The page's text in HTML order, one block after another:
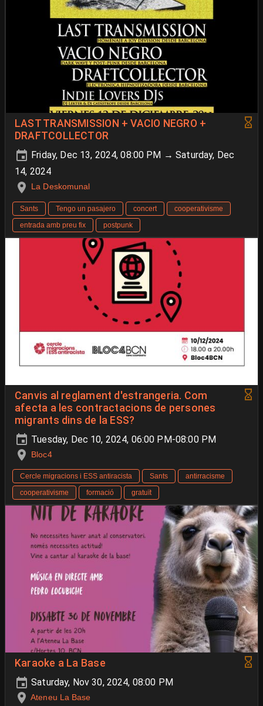
LAST TRANSMISSION + VACIO NEGRO +
DRAFTCOLLECTOR
Friday, Dec 13, 2024, 08:00 PM → Saturday, Dec
14, 2024
La Deskomunal
Sants Tengo un pasajero concert
cooperativisme
entrada amb preu fix
postpunk
Canvis al reglament d'estrangeria. Com
afecta a les contractacions de persones
migrants dins de la ESS?
Tuesday, Dec 10, 2024, 06:00 PM-08:00 PM
Bloc4
Cercle migracions i ESS antiracista Sants
antirracisme
cooperativisme
formació gratuït
Karaoke a La Base
Saturday, Nov 30, 2024, 08:00 PM
Ateneu La Base